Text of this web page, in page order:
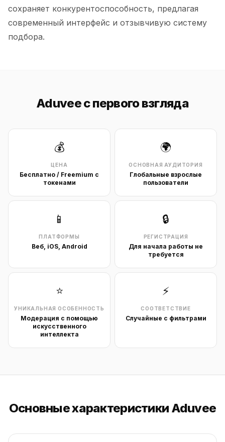
сохраняет конкурентоспособность, предлагая
современный интерфейс и отзывчивую систему
подбора.
Aduvee с первого взгляда
💰
ЦЕНА
Бесплатно / Freemium с
токенами
🌍
ОСНОВНАЯ АУДИТОРИЯ
Глобальные взрослые
пользователи
📱
ПЛАТФОРМЫ
Веб, iOS, Android
🔒
РЕГИСТРАЦИЯ
Для начала работы не
требуется
⭐
УНИКАЛЬНАЯ ОСОБЕННОСТЬ
Модерация с помощью
искусственного
интеллекта
⚡
СООТВЕТСТВИЕ
Случайные с фильтрами
Основные характеристики Aduvee